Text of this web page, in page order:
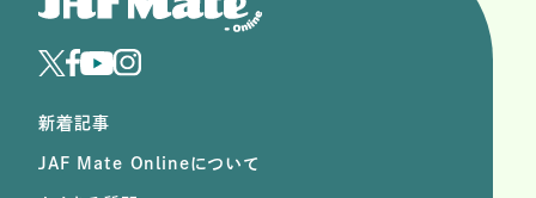
新着記事
JAF Mate Onlineについて